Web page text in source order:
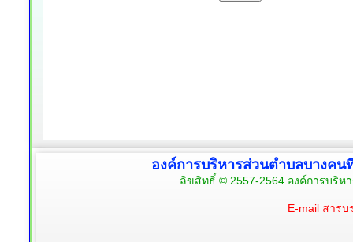
องค์การบริหารส่วนตำบลบางคน
ลิขสิทธิ์ © 2557-2564 องค์การบริ
E-mail สาร